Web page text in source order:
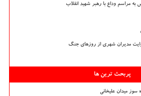
به مراسم وداع با رهبر شهید انقلاب
مدیران شهری از روزهای جنگ
پربحث ترین ها
سوز میدان علیخانی